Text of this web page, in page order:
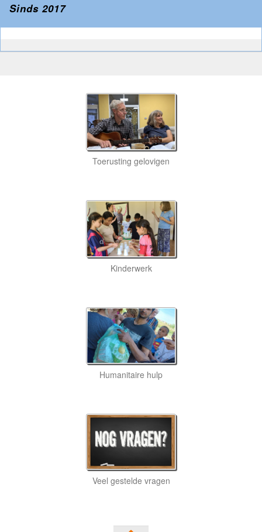
Sinds 2017
Toerusting gelovigen
Kinderwerk
Humanitaire hulp
Veel gestelde vragen